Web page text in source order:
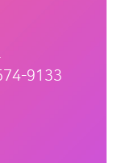
9133